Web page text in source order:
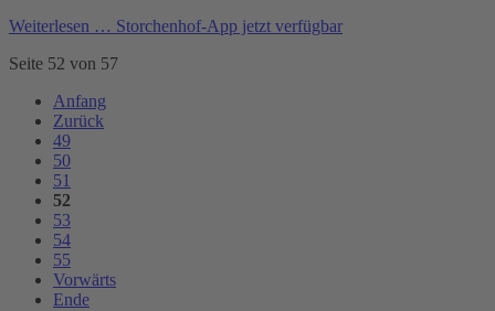
Weiterlesen … Storchenhof-App jetzt verfügbar
Seite 52 von 57
Anfang
Zurück
49
50
51
52
53
54
55
Vorwärts
Ende